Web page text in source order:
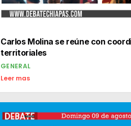
Carlos Molina se reúne con
territoriales
GENERAL
Leer mas